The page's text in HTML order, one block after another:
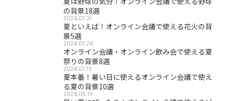
の背景18選
2024.07.31
夏といえば！オンライン会議で使える花火の背
景5選
2024.07.24
オンライン会議・オンライン飲み会で使える夏
祭りの背景8選
2024.07.19
夏本番！暑い日に使えるオンライン会議で使え
る夏の背景10選
2024.06.19